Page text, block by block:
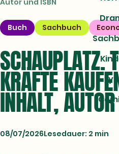
Autor und ISBN
Buch Sachbuch
SCHAUPLATZ.
KRÄFTE
INHALT,
08/07/2026Lesedauer: 2 min